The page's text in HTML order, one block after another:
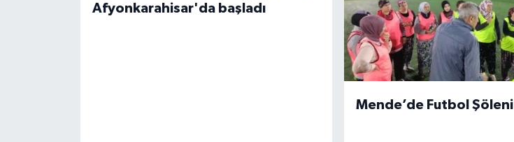
Afyonkarahisar'da başladı
Mende’de Futbol Şöleni